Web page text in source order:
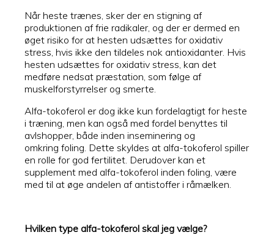
Når heste trænes, sker der en stigning af
produktionen af frie radikaler, og der er dermed en
øget risiko for at hesten udsættes for oxidativ
stress, hvis ikke den tildeles nok antioxidanter. Hvis
hesten udsættes for oxidativ stress, kan det
medføre nedsat præstation, som følge af
muskelforstyrrelser og smerte.
Alfa-tokoferol er dog ikke kun fordelagtigt for heste
i træning, men kan også med fordel benyttes til
avlshopper, både inden inseminering og
omkring foling. Dette skyldes at alfa-tokoferol spiller
en rolle for god fertilitet. Derudover kan et
supplement med alfa-tokoferol inden foling, være
med til at øge andelen af antistoffer i råmælken.
Hvilken type alfa-tokoferol skal jeg vælge?